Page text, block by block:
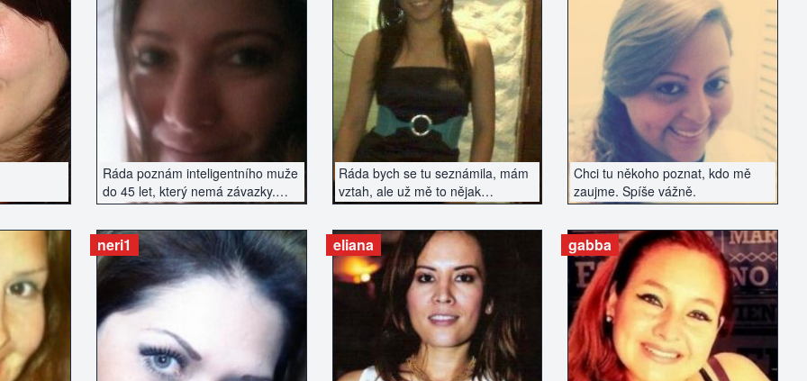
Ráda poznám inteligentního muže
do 45 let, který nemá závazky.
Pouze vážné seznámení.
ZOBRAZIT INZERÁT
Ráda bych se tu seznámila, mám
vztah, ale už mě to nějak
nenaplňuje a chce to něco
nového...
ZOBRAZIT INZERÁT
Chci tu někoho poznat, kdo mě
zaujme. Spíše vážně.
ZOBRAZIT INZERÁT
neri1
ZOBRAZIT INZERÁT
eliana
ZOBRAZIT INZERÁT
gabba
ZOBRAZIT INZERÁT